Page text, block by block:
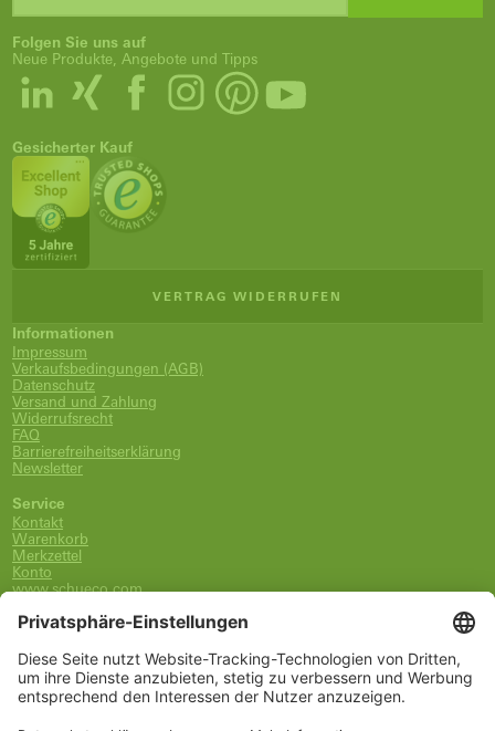
Folgen Sie uns auf
Neue Produkte, Angebote und Tipps
Gesicherter Kauf
VERTRAG WIDERRUFEN
Informationen
Impressum
Verkaufsbedingungen (AGB)
Datenschutz
Versand und Zahlung
Widerrufsrecht
FAQ
Barrierefreiheitserklärung
Newsletter
Service
Kontakt
Warenkorb
Merkzettel
Konto
www.schueco.com
0800-400-4007
kostenlos aus dem dt. Festnetz
Unsere Marken
Alle Marken